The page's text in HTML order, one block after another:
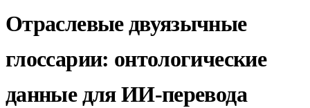
Отраслевые двуязычные
глоссарии: онтологические
данные для ИИ-перевода